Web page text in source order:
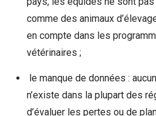
comme des animaux
en compte dans les
vétérinaires ;
le manque de données :
n’existe dans la plupart des
d’évaluer les pertes ou de